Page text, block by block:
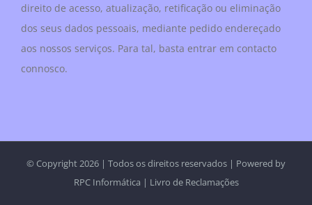
direito de acesso, atualização, retificação ou eliminação
dos seus dados pessoais, mediante pedido endereçado
aos nossos serviços. Para tal, basta entrar em contacto
connosco.
© Copyright2026 | Todos os direitos reservados | Powered by
RPC Informática | Livro de Reclamações